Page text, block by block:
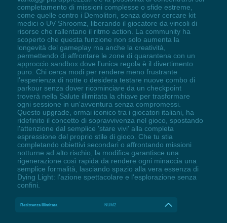
completamento di missioni complesse o sfide estreme,
come quelle contro i Demolitori, senza dover cercare kit
medici o UV Shroomz, liberando il giocatore da vincoli di
risorse che rallentano il ritmo action. La community ha
scoperto che questa funzione non solo aumenta la
longevità del gameplay ma anche la creatività,
permettendo di affrontare le zone di quarantena con un
approccio sandbox dove l'unica regola è il divertimento
puro. Chi cerca modi per rendere meno frustrante
l'esperienza di notte o desidera testare nuove combo di
parkour senza dover ricominciare da un checkpoint
troverà nella Salute illimitata la chiave per trasformare
ogni sessione in un'avventura senza compromessi.
Questo upgrade, ormai iconico tra i giocatori italiani, ha
ridefinito il concetto di sopravvivenza nel gioco, spostando
l'attenzione dal semplice 'stare vivi' alla completa
espressione del proprio stile di gioco. Che tu stia
completando obiettivi secondari o affrontando missioni
notturne ad alto rischio, la modifica garantisce una
rigenerazione così rapida da rendere ogni minaccia una
semplice formalità, lasciando spazio alla vera essenza di
Dying Light: l'azione spettacolare e l'esplorazione senza
confini.
Resistenza Illimitata NUM2